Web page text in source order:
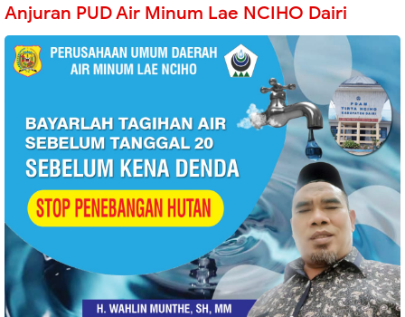
Anjuran PUD Air Minum Lae NCIHO Dairi